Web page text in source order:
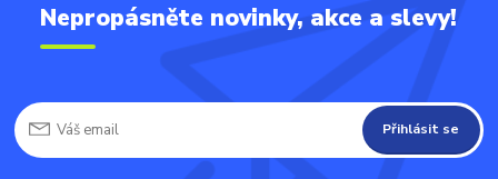
Nepropásněte novinky, akce a slevy!
Přihlásit se